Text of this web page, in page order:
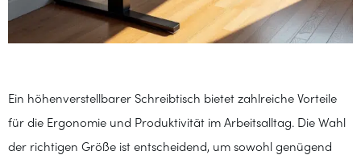
Ein höhenverstellbarer Schreibtisch bietet zahlreiche Vorteile
für die Ergonomie und Produktivität im Arbeitsalltag. Die Wahl
der richtigen Größe ist entscheidend, um sowohl genügend